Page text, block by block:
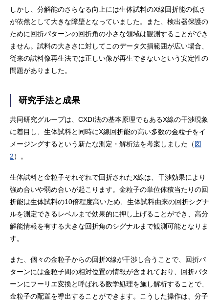
しかし、分解能のさらなる向上には生体試料のX線回折能の低さ
が依然として大きな障壁となっていました。また、検出器保護の
ために回折パターンの回折角の小さな領域は観測することができ
ません。試料の大きさに対してこのデータ欠損範囲が広い場合、
従来の試料像再生法では正しい像が再生できないという安定性の
問題がありました。
研究手法と成果
共同研究グループは、CXDI法の基本原理でもあるX線の干渉現象
に着目し、生体試料と同時にX線回折能の高い多数の金粒子をイ
メージングするという新たな測定・解析法を考案しました（図
2）。
生体試料と金粒子それぞれで回折されたX線は、干渉効果により
強め合いや弱め合いが起こります。金粒子の単位体積当たりの回
折能は生体試料の10倍程度高いため、生体試料由来の回折シグナ
ルを測定できるレベルまで効果的に押し上げることができ、高分
解能情報を有する大きな回折角のシグナルまで観測可能となりま
す。
また、個々の金粒子からの回折X線が干渉し合うことで、回折パ
ターンには金粒子間の相対位置の情報が含まれており、回折パタ
ーンにフーリエ変換と呼ばれる数学処理を施し解析することで、
金粒子の配置を導出することができます。こうした操作は、分子